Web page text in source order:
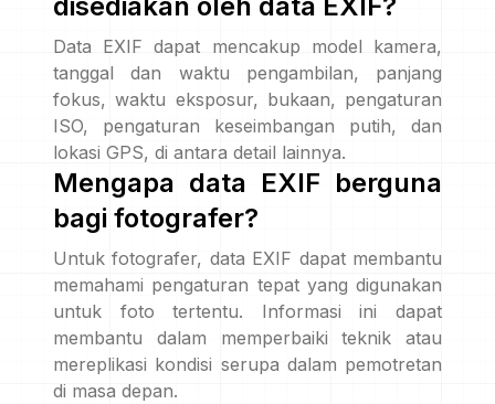
Data EXIF dapat mencakup model kamera,
tanggal dan waktu pengambilan, panjang
fokus, waktu eksposur, bukaan, pengaturan
ISO, pengaturan keseimbangan putih, dan
lokasi GPS, di antara detail lainnya.
Mengapa data EXIF berguna
bagi fotografer?
Untuk fotografer, data EXIF dapat membantu
memahami pengaturan tepat yang digunakan
untuk foto tertentu. Informasi ini dapat
membantu dalam memperbaiki teknik atau
mereplikasi kondisi serupa dalam pemotretan
di masa depan.